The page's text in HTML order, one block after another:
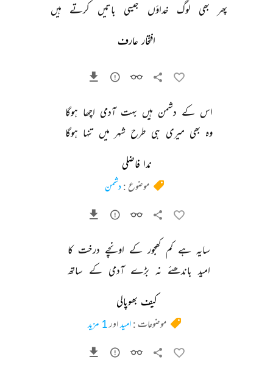
پھر
بھی لوگ خداؤں جیسی باتیں کرتے ہیں
افتخار عارف
اس کے دشمن ہیں بہت آدمی اچھا ہوگا
وہ بھی میری ہی طرح شہر میں تنہا ہوگا
ندا فاضلی
موضوع :دشمن
سایہ ہے کم کھجور کے اونچے درخت کا
امید باندھئے نہ بڑے آدمی کے ساتھ
کیف بھوپالی
موضوعات :امیداور1 مزید